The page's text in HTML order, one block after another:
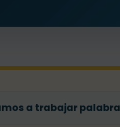
a trabajar